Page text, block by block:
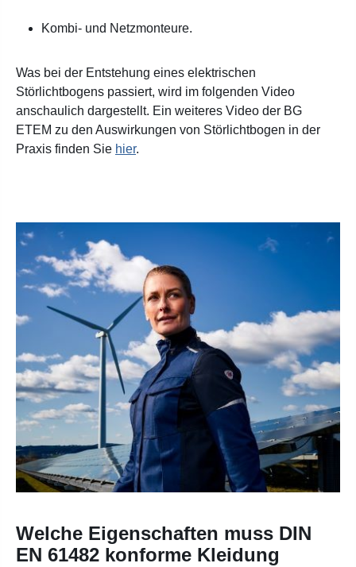
Kombi- und Netzmonteure.
Was bei der Entstehung eines elektrischen
Störlichtbogens passiert, wird im folgenden Video
anschaulich dargestellt. Ein weiteres Video der BG
ETEM zu den Auswirkungen von Störlichtbogen in der
Praxis finden Sie hier.
Welche Eigenschaften muss DIN
EN 61482 konforme Kleidung